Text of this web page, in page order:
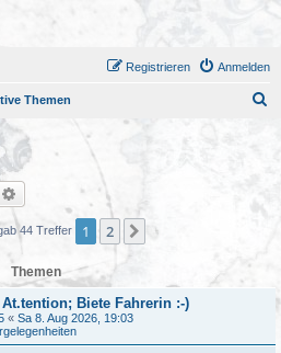
Anmelden
Registrieren
Themen
Erweiterte Suche
44 Treffer 1 2 Nächste
Themen
Biete Fahrerin :-)
« Sa 8. Aug 2026, 19:03